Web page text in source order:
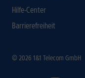
Hilfe-Center
Barrierefreiheit
© 2026 1&1 Telecom GmbH